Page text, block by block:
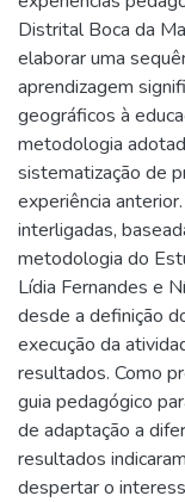
Distrital Boca da
elaborar uma
aprendizagem
geográficos à
metodologia
sistematização de
experiência
interligadas,
metodologia do
Lídia Fernandes e
desde a definição
execução da
resultados. Como
guia pedagógico
de adaptação a
resultados
despertar o